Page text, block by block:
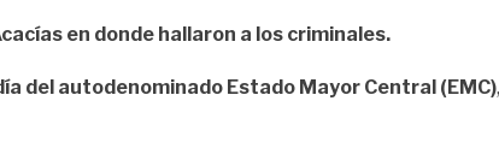
en donde hallaron a los criminales.
del autodenominado Estado Mayor Central (EMC)